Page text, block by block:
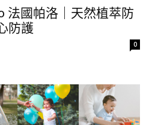
法國帕洛｜天然植萃防
防護
0